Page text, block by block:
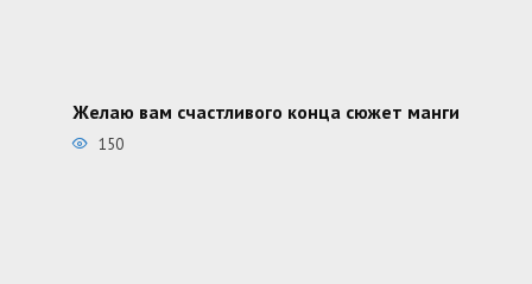
Желаю вам счастливого конца сюжет манги
150